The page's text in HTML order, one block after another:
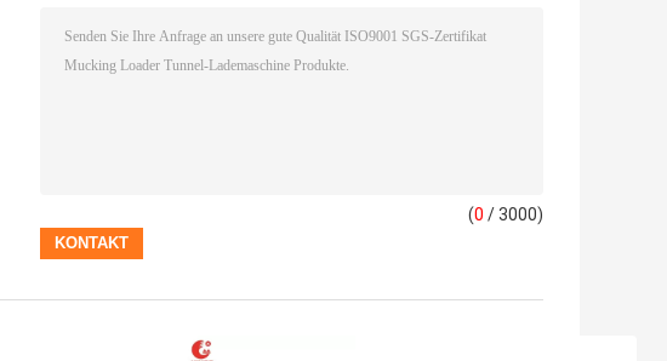
(0 / 3000)